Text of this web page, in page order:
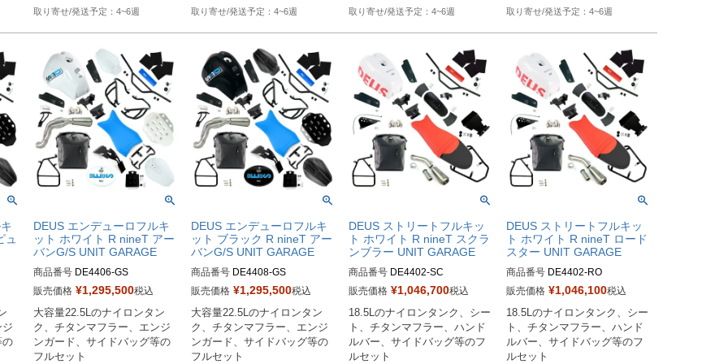
4~6週 4~6週 4~6週 4~6週
ュ
の
DEUS エンデューロフルキ
ット ホワイト R nineT アー
バンG/S UNIT GARAGE
商品番号 DE4406-GS
発注時に車種とユーロ認証選択
をお願いします
販売価格 ¥1,295,500税込
大容量22.5Lのナイロンタン
ク、チタンマフラー、エンジ
ンガード、サイドバッグ等の
フルセット
DEUS エンデューロフルキ
ット ブラック R nineT アー
バンG/S UNIT GARAGE
商品番号 DE4408-GS
発注時に車種とユーロ認証選択
をお願いします
販売価格 ¥1,295,500税込
大容量22.5Lのナイロンタン
ク、チタンマフラー、エンジ
ンガード、サイドバッグ等の
フルセット
DEUS ストリートフルキッ
ト ホワイト R nineT スクラ
ンブラー UNIT GARAGE
商品番号 DE4402-SC
発注時に車種とユーロ認証選択
をお願いします
販売価格 ¥1,046,700税込
18.5Lのナイロンタンク、シー
ト、チタンマフラー、ハンド
ルバー、サイドバッグ等のフ
ルセット
DEUS ストリートフルキッ
ト ホワイト R nineT ロード
スター UNIT GARAGE
商品番号 DE4402-RO
発注時に車種とユーロ認証選択
をお願いします
販売価格 ¥1,046,100税込
18.5Lのナイロンタンク、シー
ト、チタンマフラー、ハンド
ルバー、サイドバッグ等のフ
ルセット